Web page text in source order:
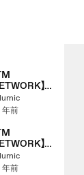
】ラ
トーク
4】
年前
】ラ
トーク
4】
年前